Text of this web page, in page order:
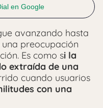
en Google
avanzando hasta
preocupación
Es como si la
extraída de una
cuando usuarios
con una